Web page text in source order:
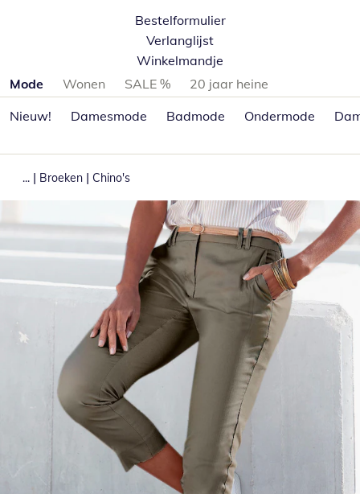
Bestelformulier
Verlanglijst
Winkelmandje
Productcategorieën overslaan
Mode Wonen SALE %
20 jaar heine
Nieuw!
Damesmode Badmode Ondermode
... | Broeken | Chino's